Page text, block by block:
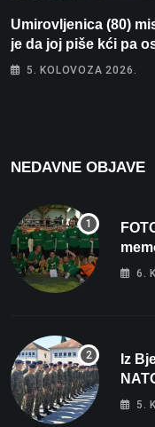
Umirovljenica (80)
je da joj piše kći pa
bez 1000 eura
5. KOLOVOZA 2026.
NEDAVNE OBJAVE
6.
Iz
5.